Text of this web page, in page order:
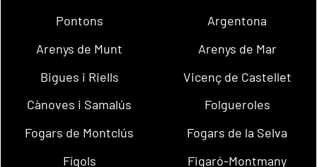
Pontons
Argentona
Arenys de Munt
Arenys de Mar
Bigues i Riells
Vicenç de Castellet
Cànoves i Samalús
Folgueroles
Fogars de Montclús
Fogars de la Selva
Fígols
Figaró-Montmany